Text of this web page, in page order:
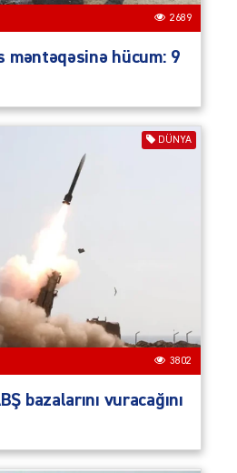
2689
məntəqəsinə hücum: 9
DÜNYA
3802
bazalarını vuracağını